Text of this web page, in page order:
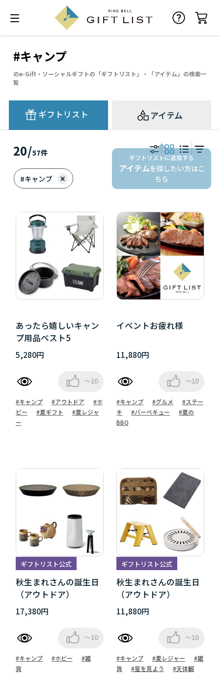
#キャンプ
のe-Gift・ソーシャルギフトの「ギフトリスト」・「アイテム」の検索一
覧
ギフトリスト アイテム
ギフトリストに追加する
アイテムを探したい方はこ
ちら
20/57件
#キャンプ
あったら嬉しいキャン
プ用品ベスト5
5,280円
～10
#キャンプ #アウトドア
#ホ
ビー
#夏ギフト
#夏レジャ
ー
イベントお疲れ様
11,880円
～10
#キャンプ #グルメ
#ステー
キ
#バーベキュー
#夏の
BBQ
ギフトリスト公式
秋生まれさんの誕生日
（アウトドア）
17,380円
～10
#キャンプ #ホビー
#雑
貨
ギフトリスト公式
秋生まれさんの誕生日
（アウトドア）
11,880円
～10
#キャンプ #夏レジャー
#雑
貨
#星を見よう
#天体観